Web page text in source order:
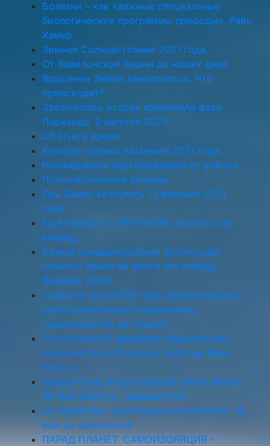
Болезни – как «важные специальные
биологические программы природы». Райк
Хамер
Зимнее Солнцестояние 2021 года.
От Вавилонской башни до наших дней
Вращение Земли замедлилось. Что
происходит?
Закончилась вторая временнАя фаза
Перехода. 2 августа 2021г
Об огне и крови
Коридор лунных затмений 2021 года.
Неожиданное подтверждение от учёных
Психологические зажимы
Ось Земли качнулась 13 февраля 2021
года.
Ещё немного о ПРОГНОЗЕ на много лет
вперёд…
Самый правдоподобный прогноз для
планеты Земля на много лет вперёд.
Декабрь 2020г.
События лета 2020 года. Корректировка
пространственных и временных
характеристик на планете
Послесловие к древнему ведическому
пророчеству о России и Золотом Веке.
Часть 1.
Запуск Crew Dragon SpaceX Илона Маска
30 мая 2020г и …армада НЛО.
На Земле был симпозиум инопланетян. 18
мая он закончился.
ПАРАД ПЛАНЕТ. САМОИЗОЛЯЦИЯ -